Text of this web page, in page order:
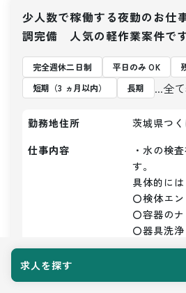
求人を探す
少人数で稼働する夜勤のお
調完備 人気の軽作業案件で
完全週休二日制 平日のみ OK
短期（3 ヵ月以内）
長期 ...全
勤務地住所
茨城県つ
仕事内容
・水の検
す。
具体的には
〇検体エ
〇容器の
〇器具洗浄
〇かたずけ